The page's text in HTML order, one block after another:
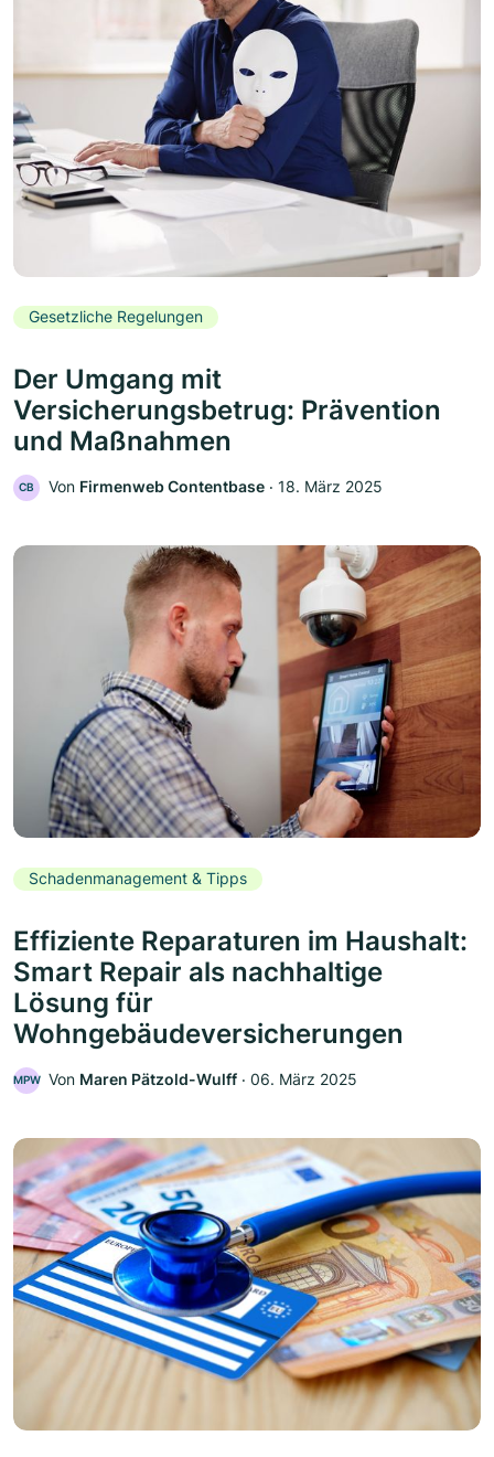
Gesetzliche Regelungen
Der Umgang mit
Versicherungsbetrug: Prävention
und Maßnahmen
CB Von Firmenweb Contentbase ‧ 18. März 2025
Schadenmanagement & Tipps
Effiziente Reparaturen im Haushalt:
Smart Repair als nachhaltige
Lösung für
Wohngebäudeversicherungen
MPW Von Maren Pätzold-Wulff ‧ 06. März 2025